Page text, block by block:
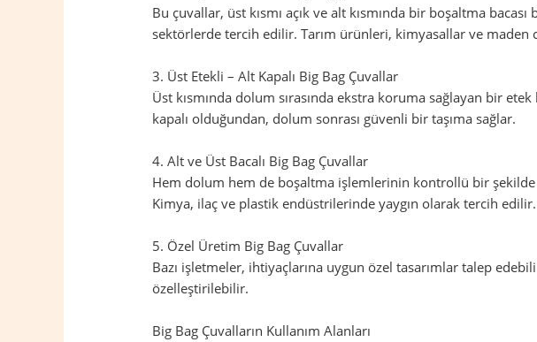
Bu çuvallar, üst kısmı açık ve alt kısmında bir boşaltma
sektörlerde tercih edilir. Tarım ürünleri, kimyasallar ve maden
3. Üst Etekli – Alt Kapalı Big Bag Çuvallar
Üst kısmında dolum sırasında ekstra koruma sağlayan bir
kapalı olduğundan, dolum sonrası güvenli bir taşıma sağlar.
4. Alt ve Üst Bacalı Big Bag Çuvallar
Hem dolum hem de boşaltma işlemlerinin kontrollü bir
Kimya, ilaç ve plastik endüstrilerinde yaygın olarak tercih edilir.
5. Özel Üretim Big Bag Çuvallar
Bazı işletmeler, ihtiyaçlarına uygun özel tasarımlar talep
özelleştirilebilir.
Big Bag Çuvalların Kullanım Alanları